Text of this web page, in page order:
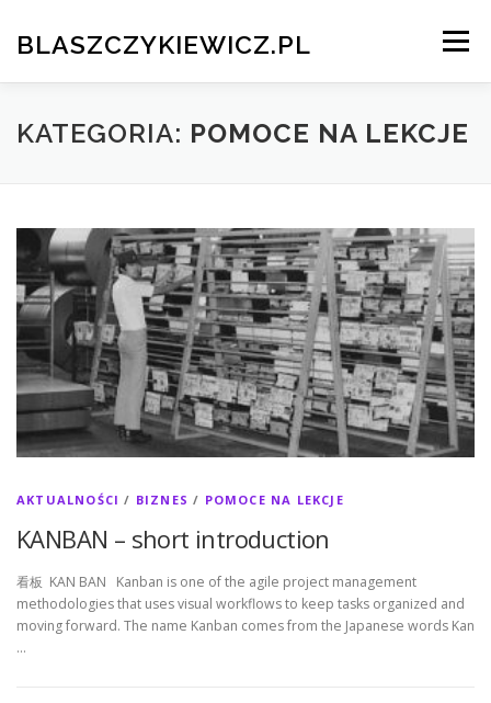
treściBLASZCZYKIEWICZ.PL Menu
HOME CV I PORTFOLIO
KATEGORIA: POMOCE NA LEKCJE
AKTUALNOŚCI / BIZNES / POMOCE NA LEKCJE
KANBAN – short introduction
看板 KAN BAN Kanban is one of the agile project management
methodologies that uses visual workflows to keep tasks organized and
moving forward. The name Kanban comes from the Japanese words Kan
…